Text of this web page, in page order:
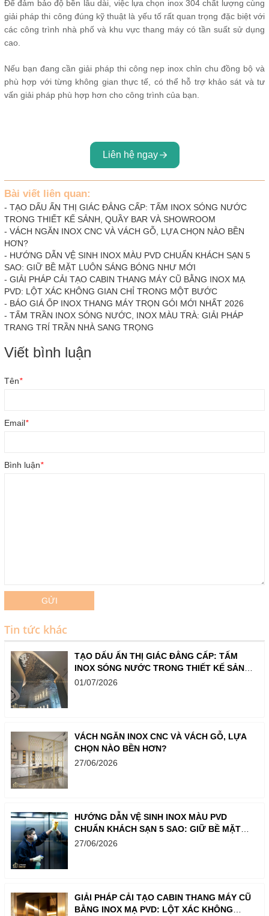
Để đảm bảo độ bền lâu dài, việc lựa chọn inox 304 chất lượng cùng
giải pháp thi công đúng kỹ thuật là yếu tố rất quan trọng đặc biệt với
các công trình nhà phố và khu vực thang máy có tần suất sử dụng
cao.
Nếu bạn đang cần giải pháp thi công nẹp inox chỉn chu đồng bộ và
phù hợp với từng không gian thực tế, có thể hỗ trợ khảo sát và tư
vấn giải pháp phù hợp hơn cho công trình của bạn.
Liên hệ ngay
Bài viết liên quan:
- TẠO DẤU ẤN THỊ GIÁC ĐẲNG CẤP: TẤM INOX SÓNG NƯỚC
TRONG THIẾT KẾ SẢNH, QUẦY BAR VÀ SHOWROOM
- VÁCH NGĂN INOX CNC VÀ VÁCH GỖ, LỰA CHỌN NÀO BỀN
HƠN?
- HƯỚNG DẪN VỆ SINH INOX MÀU PVD CHUẨN KHÁCH SẠN 5
SAO: GIỮ BỀ MẶT LUÔN SÁNG BÓNG NHƯ MỚI
- GIẢI PHÁP CẢI TẠO CABIN THANG MÁY CŨ BẰNG INOX MẠ
PVD: LỘT XÁC KHÔNG GIAN CHỈ TRONG MỘT BƯỚC
- BÁO GIÁ ỐP INOX THANG MÁY TRỌN GÓI MỚI NHẤT 2026
- TẤM TRẦN INOX SÓNG NƯỚC, INOX MÀU TRÀ: GIẢI PHÁP
TRANG TRÍ TRẦN NHÀ SANG TRỌNG
Viết bình luận
Tên*
Email*
Bình luận*
GỬI
Tin tức khác
TẠO DẤU ẤN THỊ GIÁC ĐẲNG CẤP: TẤM
INOX SÓNG NƯỚC TRONG THIẾT KẾ SẢNH,
QUẦY BAR VÀ SHOWROOM
01/07/2026
VÁCH NGĂN INOX CNC VÀ VÁCH GỖ, LỰA
CHỌN NÀO BỀN HƠN?
27/06/2026
HƯỚNG DẪN VỆ SINH INOX MÀU PVD
CHUẨN KHÁCH SẠN 5 SAO: GIỮ BỀ MẶT
LUÔN SÁNG BÓNG NHƯ MỚI
27/06/2026
GIẢI PHÁP CẢI TẠO CABIN THANG MÁY CŨ
BẰNG INOX MẠ PVD: LỘT XÁC KHÔNG